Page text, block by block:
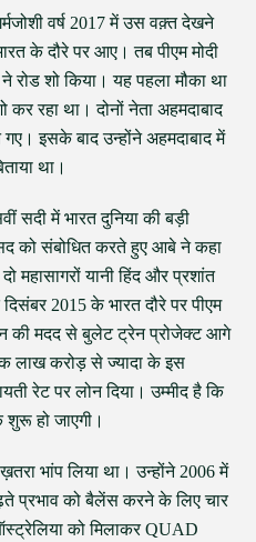
वर्ष 2017 में उस वक़्त देखने
के दौरे पर आए। तब पीएम मोदी
रोड शो किया। यह पहला मौका था
कर रहा था। दोनों नेता अहमदाबाद
इसके बाद उन्होंने अहमदाबाद में
था।
सदी में भारत दुनिया की बड़ी
को संबोधित करते हुए आबे ने कहा
महासागरों यानी हिंद और प्रशांत
2015 के भारत दौरे पर पीएम
की मदद से बुलेट ट्रेन प्रोजेक्ट आगे
लाख करोड़ से ज्यादा के इस
रेट पर लोन दिया। उम्मीद है कि
हो जाएगी।
भांप लिया था। उन्होंने 2006 में
प्रभाव को बैलेंस करने के लिए चार
को मिलाकर QUAD